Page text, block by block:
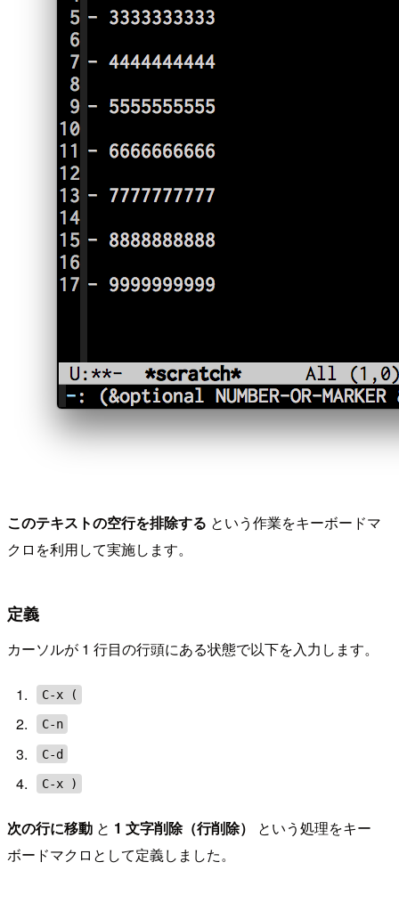
このテキストの空行を排除する という作業をキーボードマ
クロを利用して実施します。
定義
カーソルが 1 行目の行頭にある状態で以下を入力します。
C-x (
C-n
C-d
C-x )
次の行に移動 と 1 文字削除（行削除）
という処理をキー
ボードマクロとして定義しました。